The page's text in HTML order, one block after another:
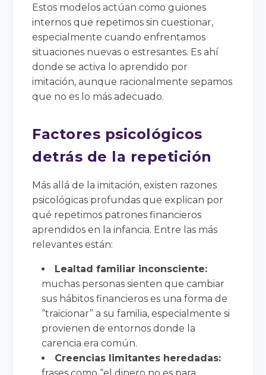
Estos modelos actúan como guiones
internos que repetimos sin cuestionar,
especialmente cuando enfrentamos
situaciones nuevas o estresantes. Es ahí
donde se activa lo aprendido por
imitación, aunque racionalmente sepamos
que no es lo más adecuado.
Factores psicológicos
detrás de la repetición
Más allá de la imitación, existen razones
psicológicas profundas que explican por
qué repetimos patrones financieros
aprendidos en la infancia. Entre las más
relevantes están:
Lealtad familiar inconsciente:
muchas personas sienten que cambiar
sus hábitos financieros es una forma de
“traicionar” a su familia, especialmente si
provienen de entornos donde la
carencia era común.
Creencias limitantes heredadas: